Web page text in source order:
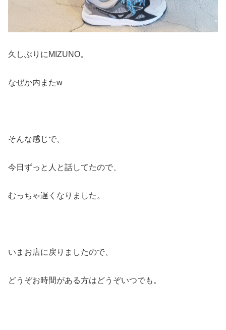
久しぶりにMIZUNO。
なぜか内またw
そんな感じで、
今日ずっと人と話してたので、
むっちゃ遅くなりました。
いまお店に戻りましたので、
どうぞお時間がある方はどうぞいつでも。